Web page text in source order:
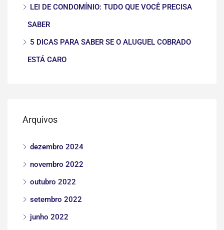
LEI DE CONDOMÍNIO: TUDO QUE VOCÊ PRECISA
SABER
5 DICAS PARA SABER SE O ALUGUEL COBRADO
ESTÁ CARO
Arquivos
dezembro 2024
novembro 2022
outubro 2022
setembro 2022
junho 2022